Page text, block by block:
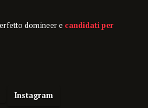
domineer e candidati per
Instagram